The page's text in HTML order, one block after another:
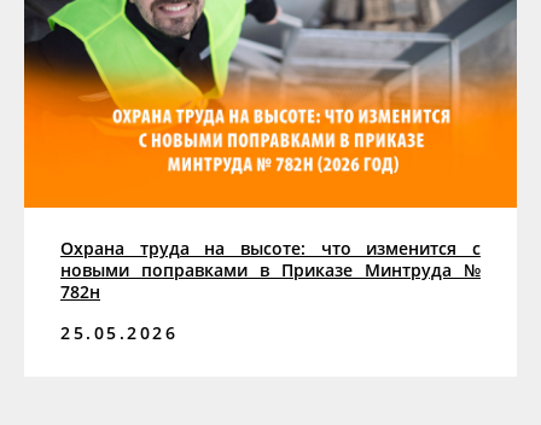
Охрана труда на высоте: что изменится с
новыми поправками в Приказе Минтруда №
782н
25.05.2026